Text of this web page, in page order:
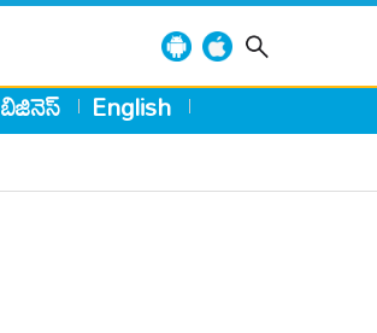
బిజినెస్ English